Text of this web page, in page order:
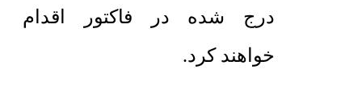
درج شده در فاکتور اقدام
خواهند کرد.